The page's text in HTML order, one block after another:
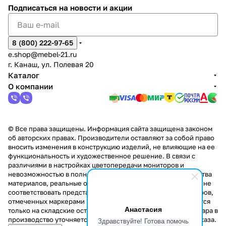
Анастасия
Здравствуйте! Готова помочь
Подписаться на новости и акции
8 (800) 222-97-65
e.shop@mebel-21.ru
г. Канаш, ул. Полевая 20
Каталог
О компании
© Все права защищены. Информация сайта защищена законом
об авторских правах. Производители оставляют за собой право
вносить изменения в конструкцию изделий, не влияющие на ее
функциональность и художественное решение. В связи с
различиями в настройках цветопередачи мониторов и
невозможностью в полной мере передать некоторые свойства
материалов, реальные оттенки и текстуры продукции могут не
соответствовать представленным на сайте. Стоимость товаров,
отмеченных маркерами "Скидка!" и "Акция!" распространяется
только на складские остатки. Стоимость заказа данного товара в
производство уточняется у менеджера при оформлении заказа.